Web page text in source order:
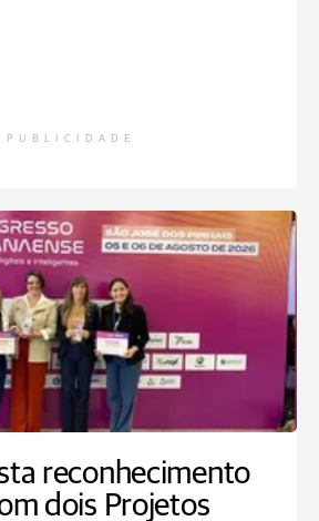
PUBLICIDADE
reconhecimento
dois Projetos